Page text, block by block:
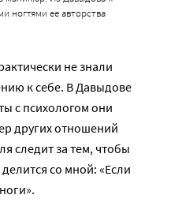
ногтями ее авторства
не знали
к себе. В Давыдове
с психологом они
других отношений
следит за тем, чтобы
со мной: «Если